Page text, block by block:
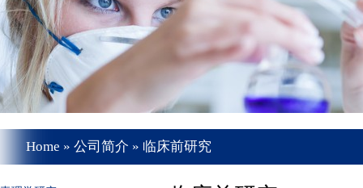
Home » 公司简介 » 临床前研究